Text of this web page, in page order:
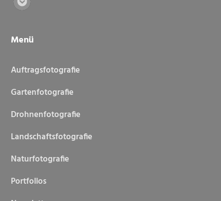
Menü
Auftragsfotografie
Gartenfotografie
Drohnenfotografie
Landschaftsfotografie
Naturfotografie
Portfolios